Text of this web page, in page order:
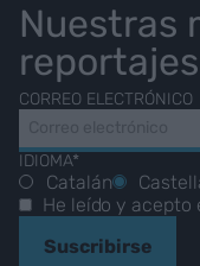
Nuestras
CORREO ELECTRÓNICO
IDIOMA*
Catalán
He leído y acepto
Suscribirse